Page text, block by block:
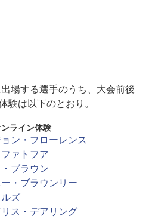
場する選手のうち、大会前後
験は以下のとおり。
ライン体験
ン・フローレンス
ァトフア
ブラウン
・ブラウンリー
ズ
リス・デアリング